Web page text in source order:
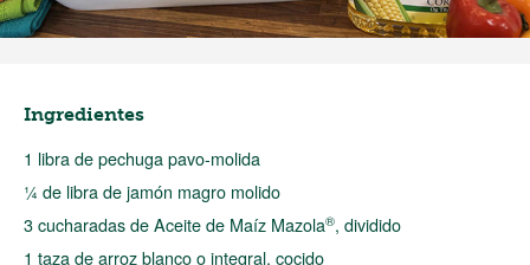
Ingredientes
1 libra de pechuga pavo-molida
¼ de libra de jamón magro molido
3 cucharadas de Aceite de Maíz Mazola®, dividido
1 taza de arroz blanco o integral, cocido